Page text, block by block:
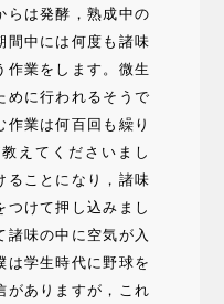
らは発酵，熟成中の
間中には何度も諸味
作業をします。微生
めに行われるそうで
作業は何百回も繰り
えてくださいまし
ることになり，諸味
つけて押し込みまし
諸味の中に空気が入
は学生時代に野球を
がありますが，これ